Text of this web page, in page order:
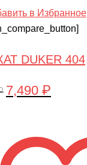
в Избранное
DUKER 404
Первоначальная
10,990 ₽.
7,490 ₽